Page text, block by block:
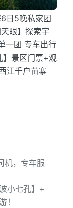
日5晚私家团
眼】探索宇
一团 专车出行
】景区门票+观
江千户苗寨
机，专车服
小七孔】+
！